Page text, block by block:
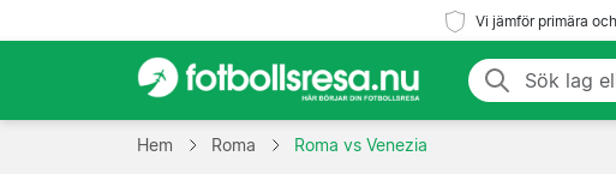
Vi jämför primära
Hem Roma Roma vs Venezia